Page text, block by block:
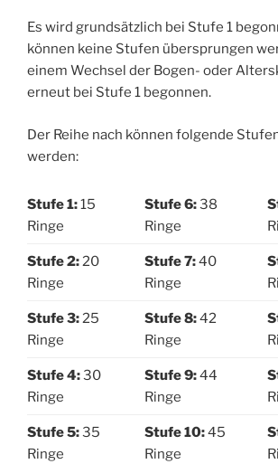
Es wird grundsätzlich bei Stufe 1
können keine Stufen übersprungen
einem Wechsel der Bogen- oder
erneut bei Stufe 1 begonnen.
Der Reihe nach können folgende
werden:
Stufe 1:15
Ringe
Stufe 6:38
Ringe
Stufe 2:20
Ringe
Stufe 7:40
Ringe
Stufe 3:25
Ringe
Stufe 8:42
Ringe
Stufe 4:30
Ringe
Stufe 9:44
Ringe
Stufe 5:35
Ringe
Stufe 10:45
Ringe